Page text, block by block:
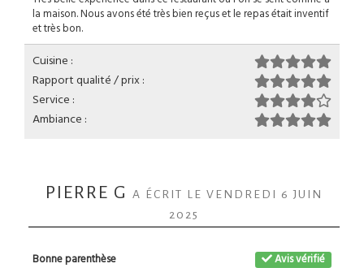
la maison. Nous avons été très bien reçus et le repas était inventif
et très bon.
Cuisine :
Rapport qualité / prix :
Service :
Ambiance :
PIERRE G
A ÉCRIT LE VENDREDI 6 JUIN
2025
Avis vérifié
Bonne parenthèse